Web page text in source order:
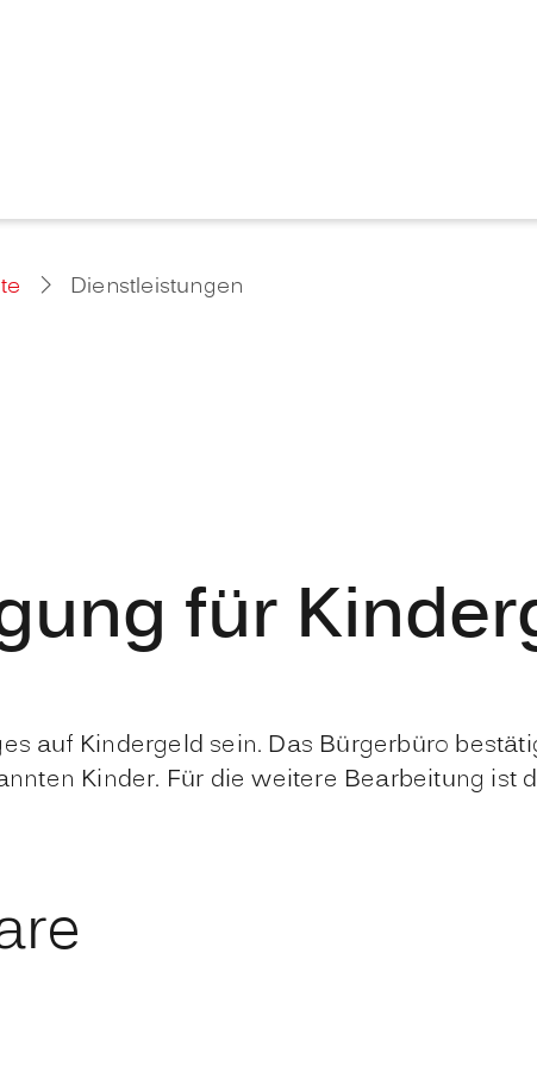
Dienstleistungen
für
auf Kindergeld sein. Das Bürgerbüro
Kinder. Für die weitere Bearbeitung ist